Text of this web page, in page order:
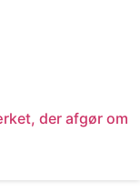
der afgør om